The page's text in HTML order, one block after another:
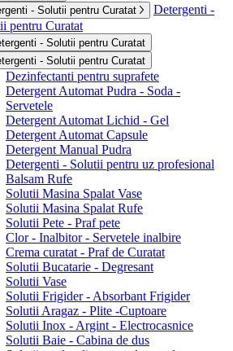
- Solutii pentru Curatat
Detergenti -
pentru Curatat
- Solutii pentru Curatat
- Solutii pentru Curatat
Dezinfectanti pentru suprafete
Detergent Automat Pudra - Soda -
Servetele
Detergent Automat Lichid - Gel
Detergent Automat Capsule
Detergent Manual Pudra
Detergenti - Solutii pentru uz profesional
Balsam Rufe
Solutii Masina Spalat Vase
Solutii Masina Spalat Rufe
Solutii Pete - Praf pete
Clor - Inalbitor - Servetele inalbire
Crema curatat - Praf de Curatat
Solutii Bucatarie - Degresant
Solutii Vase
Solutii Frigider - Absorbant Frigider
Solutii Aragaz - Plite -Cuptoare
Solutii Inox - Argint - Electrocasnice
Solutii Baie - Cabina de dus